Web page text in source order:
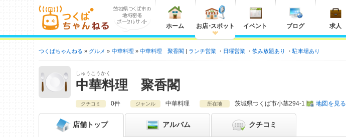
ホーム お店・スポット イベント ブログ 求人
つくばちゃんねる グルメ 中華料理 中華料理 聚香閣 ランチ営業 日曜営業 飲み放題あり 駐車場あり
しゅうこうかく
中華料理 聚香閣
クチコミ 0件 ジャンル 中華料理 所在地 茨城県つくば市小茎294-1 地図を見る
店舗 トップ アルバム クチコミ